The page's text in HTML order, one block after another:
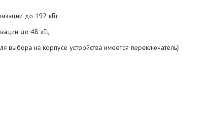
до 192 кГц
до 48 кГц
на корпусе устройства имеется переключатель)